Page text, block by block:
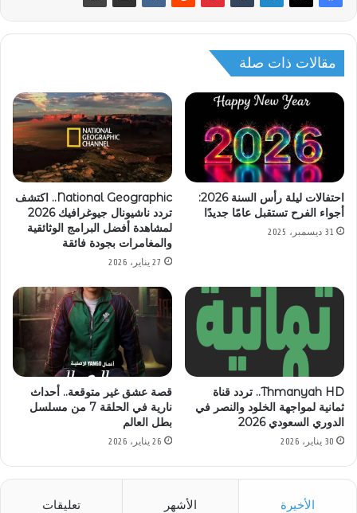
مقالات ذات صلة
احتفالات ليلة رأس السنة 2026:
أجواء الفرح تستقبل عامًا جديدًا
31 ديسمبر، 2025
National Geographic.. اكتشف
تردد ناشيونال جيوغرافيك 2026
لمشاهدة أفضل البرامج الوثائقية
والمغامرات بجودة فائقة
27 يناير، 2026
Thmanyah HD.. تردد قناة
ثمانية لمواجهة الخلود والنصر في
الدوري السعودي 2026
30 يناير، 2026
قصة عشق غير متوقعة.. أحداث
نارية في الحلقة 7 من مسلسل
بطل العالم
26 يناير، 2026
الأخيرة الأشهر تعليقات